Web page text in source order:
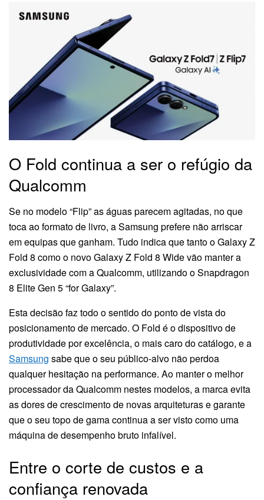
O Fold continua a ser o refúgio da
Qualcomm
Se no modelo “Flip” as águas parecem agitadas, no que
toca ao formato de livro, a Samsung prefere não arriscar
em equipas que ganham. Tudo indica que tanto o Galaxy Z
Fold 8 como o novo Galaxy Z Fold 8 Wide vão manter a
exclusividade com a Qualcomm, utilizando o Snapdragon
8 Elite Gen 5 “for Galaxy”.
Esta decisão faz todo o sentido do ponto de vista do
posicionamento de mercado. O Fold é o dispositivo de
produtividade por excelência, o mais caro do catálogo, e a
Samsung sabe que o seu público-alvo não perdoa
qualquer hesitação na performance. Ao manter o melhor
processador da Qualcomm nestes modelos, a marca evita
as dores de crescimento de novas arquiteturas e garante
que o seu topo de gama continua a ser visto como uma
máquina de desempenho bruto infalível.
Entre o corte de custos e a
confiança renovada